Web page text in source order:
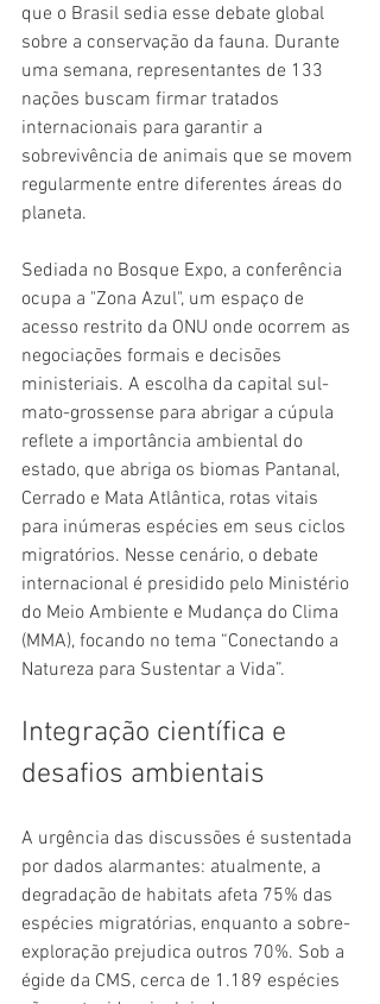
que o Brasil sedia esse debate global
sobre a conservação da fauna. Durante
uma semana, representantes de 133
nações buscam firmar tratados
internacionais para garantir a
sobrevivência de animais que se movem
regularmente entre diferentes áreas do
planeta.
Sediada no Bosque Expo, a conferência
ocupa a "Zona Azul", um espaço de
acesso restrito da ONU onde ocorrem as
negociações formais e decisões
ministeriais. A escolha da capital sul-
mato-grossense para abrigar a cúpula
reflete a importância ambiental do
estado, que abriga os biomas Pantanal,
Cerrado e Mata Atlântica, rotas vitais
para inúmeras espécies em seus ciclos
migratórios. Nesse cenário, o debate
internacional é presidido pelo Ministério
do Meio Ambiente e Mudança do Clima
(MMA), focando no tema “Conectando a
Natureza para Sustentar a Vida”.
Integração científica e
desafios ambientais
A urgência das discussões é sustentada
por dados alarmantes: atualmente, a
degradação de habitats afeta 75% das
espécies migratórias, enquanto a sobre-
exploração prejudica outros 70%. Sob a
égide da CMS, cerca de 1.189 espécies